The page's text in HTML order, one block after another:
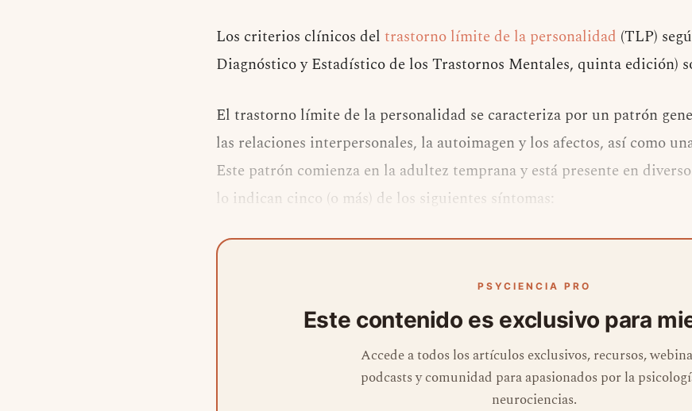
Los criterios clínicos del trastorno límite de la personalidad (TLP)
Diagnóstico y Estadístico de los Trastornos Mentales, quinta edición)
El trastorno límite de la personalidad se caracteriza por un patrón
las relaciones interpersonales, la autoimagen y los afectos, así como
Este patrón comienza en la adultez temprana y está presente en
lo indican cinco (o más) de los siguientes síntomas:
PSYCIENCIA PRO
Este contenido es exclusivo para
Accede a todos los artículos exclusivos, recursos,
podcasts y comunidad para apasionados por la
neurociencias.